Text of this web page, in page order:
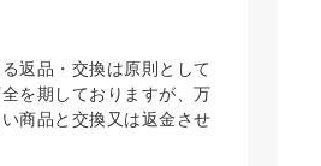
返品・交換は原則として
を期しておりますが、万
商品と交換又は返金させ